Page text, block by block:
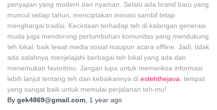
penyajian yang modern dan nyaman. Selalu ada brand baru yang
muncul setiap tahun, menciptakan inovasi sambil tetap
menghargai tradisi. Kecintaan terhadap teh di kalangan generasi
muda juga mendorong pertumbuhan komunitas yang mendukung
teh lokal, baik lewat media sosial maupun acara offline. Jadi, tidak
ada salahnya menjelajahi berbagai teh lokal yang ada dan
menemukan favoritmu. Jangan lupa untuk memeriksa informasi
lebih lanjut tentang teh dan kebaikannya di estehthejava , tempat
yang sangat baik untuk memulai perjalanan teh-mu!
By gek4869@gmail.com 1 year ago